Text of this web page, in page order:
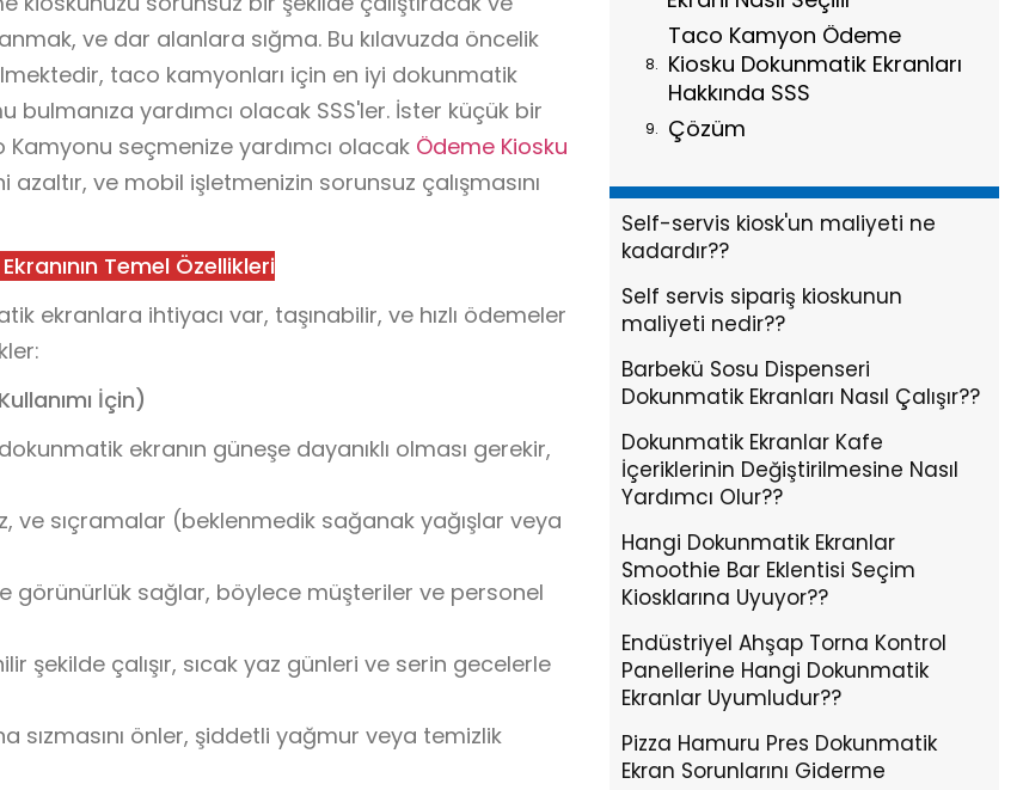
ve dar alanlara sığma. Bu kılavuzda öncelik
taco kamyonları için en iyi dokunmatik
yardımcı olacak SSS'ler. İster küçük bir
seçmenize yardımcı olacak Ödeme Kiosku
ve mobil işletmenizin sorunsuz çalışmasını
Temel Özellikleri
ekranlara ihtiyacı var, taşınabilir, ve hızlı ödemeler
İçin)
ekranın güneşe dayanıklı olması gerekir,
ve sıçramalar (beklenmedik sağanak yağışlar veya
görünürlük sağlar, böylece müşteriler ve personel
şekilde çalışır, sıcak yaz günleri ve serin gecelerle
sızmasını önler, şiddetli yağmur veya temizlik
Taco Kamyon Ödeme
Kiosku Dokunmatik Ekranları
Hakkında SSS
Çözüm
Self-servis kiosk'un maliyeti ne
kadardır??
Self servis sipariş kioskunun
maliyeti nedir??
Barbekü Sosu Dispenseri
Dokunmatik Ekranları Nasıl Çalışır??
Dokunmatik Ekranlar Kafe
İçeriklerinin Değiştirilmesine Nasıl
Yardımcı Olur??
Hangi Dokunmatik Ekranlar
Smoothie Bar Eklentisi Seçim
Kiosklarına Uyuyor??
Endüstriyel Ahşap Torna Kontrol
Panellerine Hangi Dokunmatik
Ekranlar Uyumludur??
Pizza Hamuru Pres Dokunmatik
Ekran Sorunlarını Giderme